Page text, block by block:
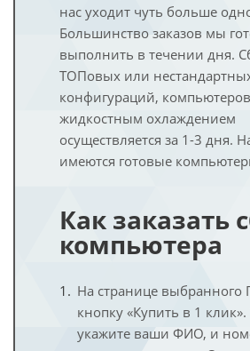
нас уходит чуть больше
Большинство заказов мы
выполнить в течении дня.
ТОПовых или
конфигураций,
жидкостным охлаждением
осуществляется за 1-3 дня.
имеются готовые
Как заказать
компьютера
На странице выбранного
кнопку «Купить в 1 клик».
укажите ваши ФИО, и